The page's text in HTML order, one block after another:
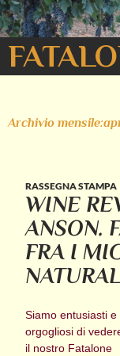
Cerca
VAI
Archivio
RASSEGNA STAMPA
WINE
ANSON.
FRA I
Siamo entusiasti e
orgogliosi di
il nostro Fatalone